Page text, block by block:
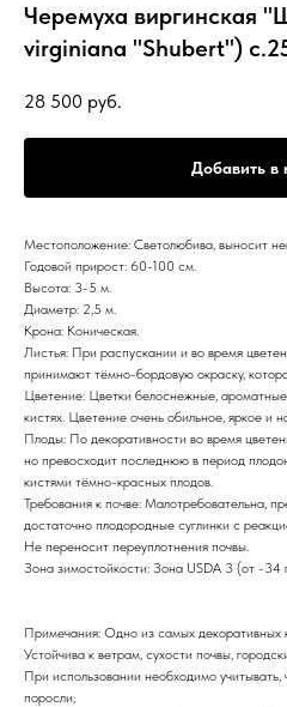
Черемуха виргинская
virginiana "Shubert")
28 500 руб.
Добавить в
Местоположение: Светолюбива, выносит
Годовой прирост: 60-100 см.
Высота: 3-5 м.
Диаметр: 2,5 м.
Крона: Коническая.
Листья: При распускании и во время
принимают тёмно-бордовую окраску,
Цветение: Цветки белоснежные,
кистях. Цветение очень обильное, яркое и
Плоды: По декоративности во время
но превосходит последнюю в период
кистями тёмно-красных плодов.
Требования к почве: Малотребовательна,
достаточно плодородные суглинки с
Не переносит переуплотнения почвы.
Зона зимостойкости: Зона USDA 3 (от -34
Примечания: Одно из самых декоративных
Устойчива к ветрам, сухости почвы,
При использовании необходимо учитывать,
поросли;